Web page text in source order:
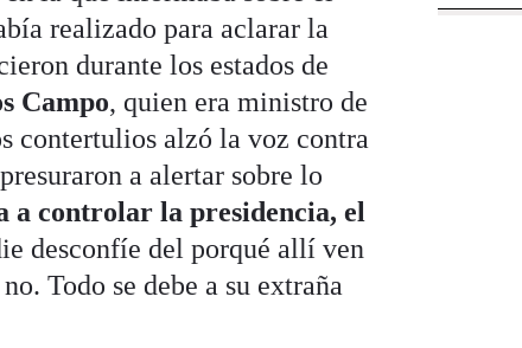
realizado para aclarar la
durante los estados de
Campo, quien era ministro de
contertulios alzó la voz contra
a alertar sobre lo
a controlar la presidencia, el
desconfíe del porqué allí ven
Todo se debe a su extraña